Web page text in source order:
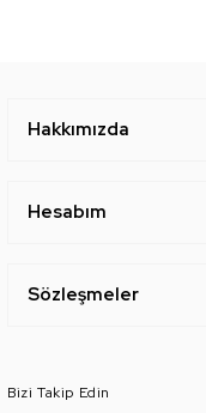
Hakkımızda
Hesabım
Sözleşmeler
Bizi Takip Edin